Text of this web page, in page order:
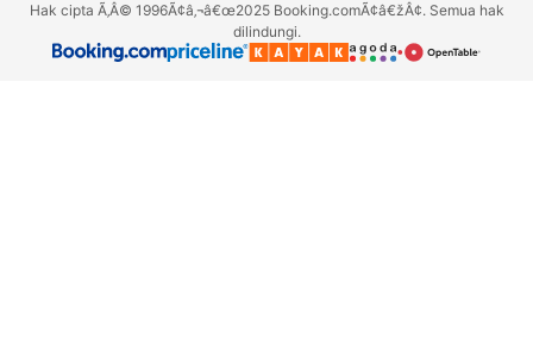
Hak cipta Ã‚Â© 1996Ã¢â‚¬â€œ2025 Booking.comÃ¢â€žÂ¢. Semua hak
dilindungi.